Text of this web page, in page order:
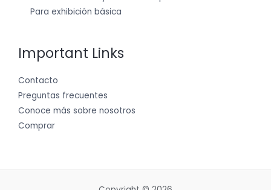
Para exhibición básica
Important Links
Contacto
Preguntas frecuentes
Conoce más sobre nosotros
Comprar